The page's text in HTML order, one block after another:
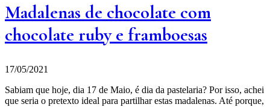
Madalenas de chocolate com
chocolate ruby e framboesas
17/05/2021
Sabiam que hoje, dia 17 de Maio, é dia da pastelaria? Por isso, achei
que seria o pretexto ideal para partilhar estas madalenas. Até porque,